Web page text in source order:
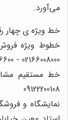
می‌آورد.
خط ویژه ی چهار رقمی ←
02166008000 - 02166006600 - 02166003300 - 02166003000
09122200108
نمایشگاه و